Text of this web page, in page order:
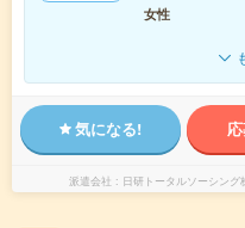
女性
気になる!
派遣会社 日研トータルソーシン